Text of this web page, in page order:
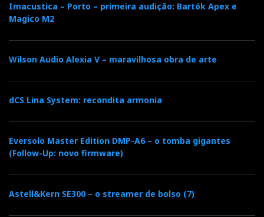
Imacustica – Porto – primeira audição: Bartók Apex e
Magico M2
Wilson Audio Alexia V – maravilhosa obra de arte
dCS Lina System: recondita armonia
Eversolo Master Edition DMP-A6 – o tomba gigantes
(Follow-Up: novo firmware)
Astell&Kern SE300 – o streamer de bolso (7)